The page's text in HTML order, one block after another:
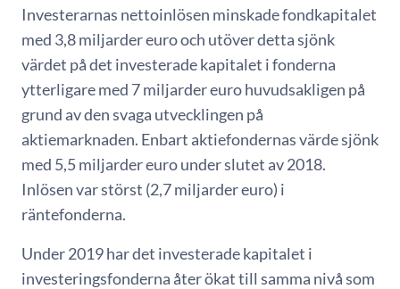
Investerarnas nettoinlösen minskade fondkapitalet
med 3,8 miljarder euro och utöver detta sjönk
värdet på det investerade kapitalet i fonderna
ytterligare med 7 miljarder euro huvudsakligen på
grund av den svaga utvecklingen på
aktiemarknaden. Enbart aktiefondernas värde sjönk
med 5,5 miljarder euro under slutet av 2018.
Inlösen var störst (2,7 miljarder euro) i
räntefonderna.
Under 2019 har det investerade kapitalet i
investeringsfonderna åter ökat till samma nivå som